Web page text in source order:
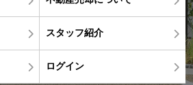
スタッフ紹介
ログイン